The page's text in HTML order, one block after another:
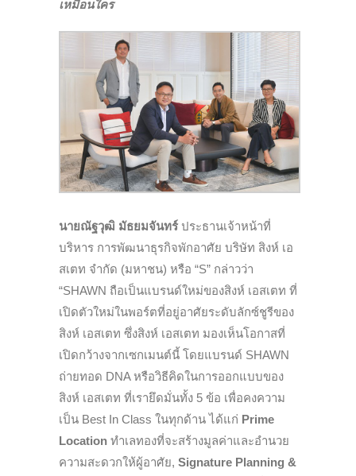
เหมือนใคร
นายณัฐวุฒิ มัธยมจันทร์ประธานเจ้าหน้าที่
บริหาร การพัฒนาธุรกิจพักอาศัย บริษัท สิงห์ เอ
สเตท จำกัด (มหาชน) หรือ “S” กล่าวว่า
“SHAWN ถือเป็นแบรนด์ใหม่ของสิงห์ เอสเตท ที่
เปิดตัวใหม่ในพอร์ตที่อยู่อาศัยระดับลักซ์ชูรีของ
สิงห์ เอสเตท ซึ่งสิงห์ เอสเตท มองเห็นโอกาสที่
เปิดกว้างจากเซกเมนต์นี้ โดยแบรนด์ SHAWN
ถ่ายทอด DNA หรือวิธีคิดในการออกแบบของ
สิงห์ เอสเตท ที่เรายึดมั่นทั้ง 5 ข้อ เพื่อคงความ
เป็น Best In Class ในทุกด้าน ได้แก่ Prime
Location ทำเลทองที่จะสร้างมูลค่าและอำนวย
ความสะดวกให้ผู้อาศัย, Signature Planning &